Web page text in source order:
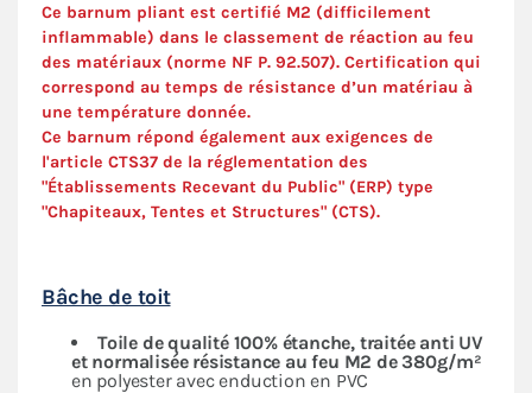
Ce barnum pliant est certifié M2 (difficilement
inflammable) dans le classement de réaction au feu
des matériaux (norme NF P. 92.507). Certification qui
correspond au temps de résistance d’un matériau à
une température donnée.
Ce barnum répond également aux exigences de
l'article CTS37 de la réglementation des
"Établissements Recevant du Public" (ERP) type
"Chapiteaux, Tentes et Structures" (CTS).
Bâche de toit
Toile de qualité 100% étanche, traitée anti UV
et normalisée résistance au feu M2 de 380g/m²
en polyester avec enduction en PVC